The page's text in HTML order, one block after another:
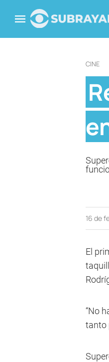
CINE
16 de
El
“No
tanto